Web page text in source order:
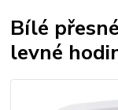
Bílé
levné